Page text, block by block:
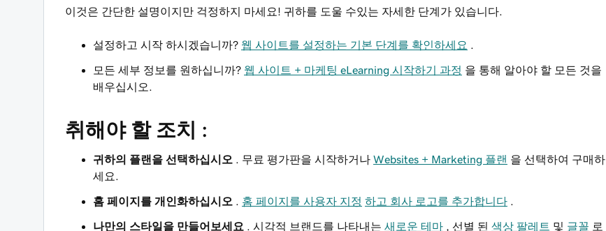
이것은 간단한 설명이지만 걱정하지 마세요! 귀하를 도울 수있는 자세한 단계가 있습니다.
설정하고 시작 하시겠습니까? 웹 사이트를 설정하는 기본 단계를 확인하세요
모든 세부 정보를 원하십니까? 웹 사이트 + 마케팅 eLearning 시작하기 과정 을 통해 알아야 할 모든 것을
배우십시오.
취해야 할 조치 :
귀하의 플랜을 선택하십시오 . 무료 평가판을 시작하거나 Websites + Marketing 플랜 을 선택하여 구매하
세요.
홈 페이지를 개인화하십시오 홈 페이지를 사용자 지정 하고 회사 로고를 추가합니다
나만의 스타일을 만들어보세요 . 시각적 브랜드를 나타내는 새로운 테마 , 선별 된 색상 팔레트 및 글꼴 로